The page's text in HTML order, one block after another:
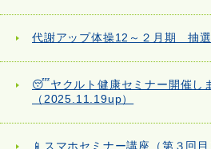
代謝アップ体操12～２月期 抽
😴ヤクルト健康セミナー開催し
（2025.11.19up）
📱スマホセミナー講座（第３回